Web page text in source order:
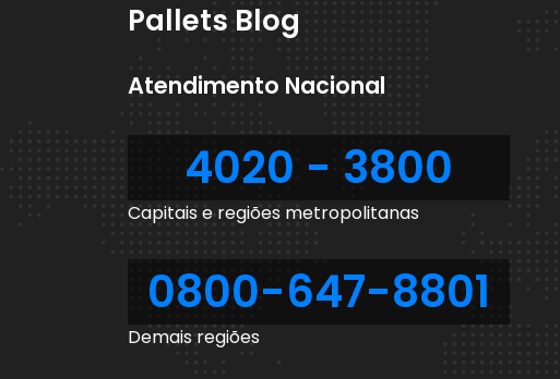
Pallets Blog
Atendimento Nacional
4020 - 3800
Capitais e regiões metropolitanas
0800-647-8801
Demais regiões